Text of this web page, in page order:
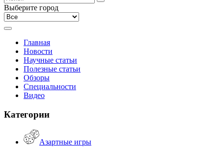
Выберите город
Главная
Новости
Научные статьи
Полезные статьи
Обзоры
Специальности
Видео
Категории
Азартные игры